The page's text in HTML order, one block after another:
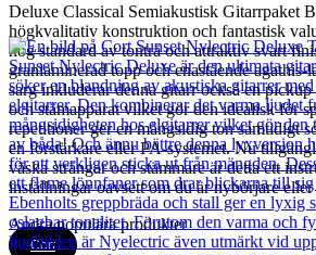
Deluxe Classical Semiakustisk Gitarrpaket
högkvalitativ konstruktion och fantastisk
hög standard av tonträ och attraktiv svart
granlaminerad topp och enastående agathis-
sarg inkluderar denna gitarr också en
och stämapparat vilket gör den idealisk för
repetitioner ger en mångsidig ton samtidigt
en förstärkare eller PA-systemet. Nu
väska strängar och stämmare är detta ett
inställningar oavsett om du är nybörjare eller
Andra populära produkter
Cort